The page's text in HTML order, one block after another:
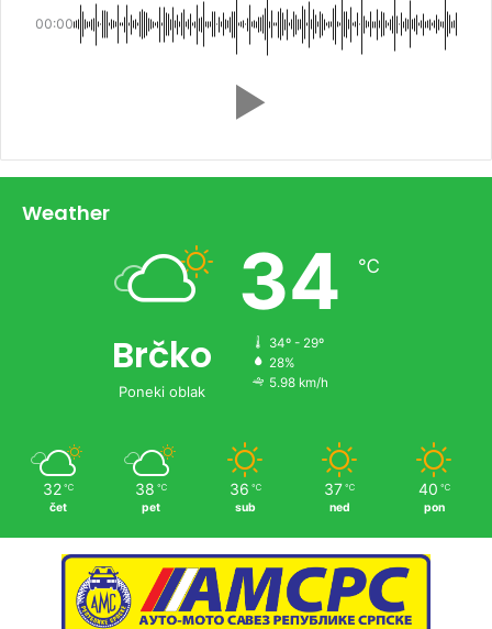
00:00
Weather
Brčko
Poneki oblak
34 ℃
34º - 29º
28%
5.98 km/h
32 ℃
čet
38 ℃
pet
36 ℃
sub
37 ℃
ned
40 ℃
pon